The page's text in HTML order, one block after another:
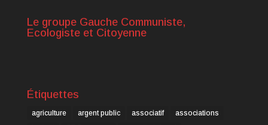
Le groupe Gauche Communiste,
Ecologiste et Citoyenne
Étiquettes
agriculture argent public associatif
associations